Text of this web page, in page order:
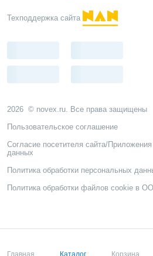
Техподдержка сайта
2026 © novex.ru. Все права защищены
Пользовательское соглашение
Согласие посетителя сайта/
данных
Политика обработки персональных
Политика обработки файлов cookie в
Главная Каталог Корзина